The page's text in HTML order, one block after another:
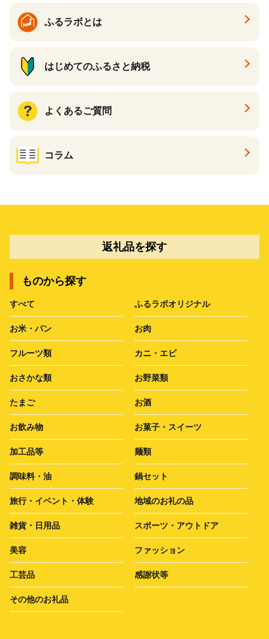
ふるラボとは
はじめてのふるさと納税
よくあるご質問
コラム
返礼品を探す
ものから探す
すべて ふるラボオリジナル
お米・パン お肉
フルーツ類 カニ・エビ
おさかな類 お野菜類
たまご お酒
お飲み物 お菓子・スイーツ
加工品等 麺類
調味料・油 鍋セット
旅行・イベント・体験 地域のお礼の品
雑貨・日用品 スポーツ・アウトドア
美容 ファッション
工芸品 感謝状等
その他のお礼品